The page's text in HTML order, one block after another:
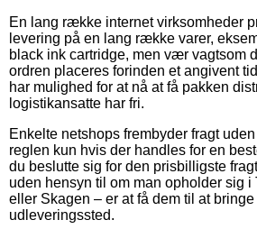
En lang række internet virksomheder
levering på en lang række varer,
black ink cartridge, men vær vagtsom
ordren placeres forinden et angivent
har mulighed for at nå at få pakken
logistikansatte har fri.
Enkelte netshops frembyder fragt
reglen kun hvis der handles for en
du beslutte sig for den prisbilligste
uden hensyn til om man opholder sig i
eller Skagen – er at få dem til at
udleveringssted.